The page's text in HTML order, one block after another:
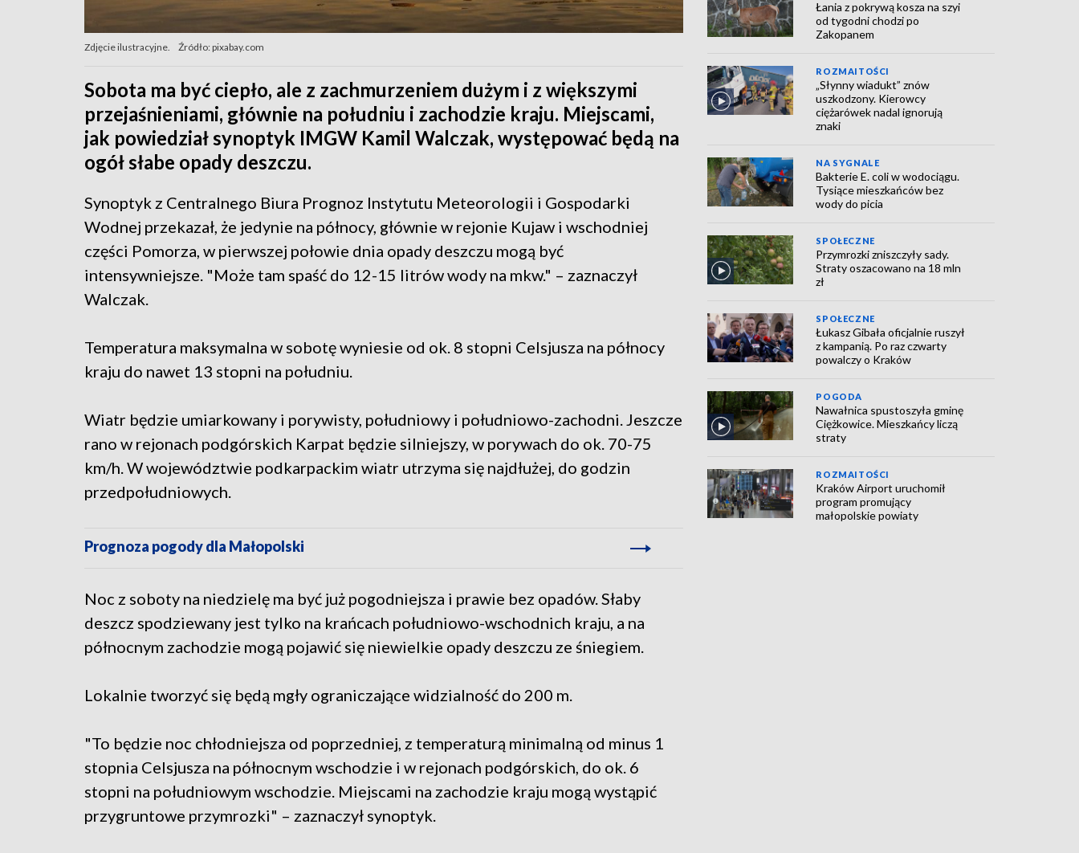
Zdjęcie ilustracyjne. Źródło: pixabay.com
Sobota ma być ciepło, ale z zachmurzeniem dużym i z większymi
przejaśnieniami, głównie na południu i zachodzie kraju. Miejscami,
jak powiedział synoptyk IMGW Kamil Walczak, występować będą na
ogół słabe opady deszczu.
Synoptyk z Centralnego Biura Prognoz Instytutu Meteorologii i Gospodarki
Wodnej przekazał, że jedynie na północy, głównie w rejonie Kujaw i wschodniej
części Pomorza, w pierwszej połowie dnia opady deszczu mogą być
intensywniejsze. "Może tam spaść do 12-15 litrów wody na mkw." – zaznaczył
Walczak.
Temperatura maksymalna w sobotę wyniesie od ok. 8 stopni Celsjusza na północy
kraju do nawet 13 stopni na południu.
Wiatr będzie umiarkowany i porywisty, południowy i południowo-zachodni. Jeszcze
rano w rejonach podgórskich Karpat będzie silniejszy, w porywach do ok. 70-75
km/h. W województwie podkarpackim wiatr utrzyma się najdłużej, do godzin
przedpołudniowych.
Prognoza pogody dla Małopolski
Noc z soboty na niedzielę ma być już pogodniejsza i prawie bez opadów. Słaby
deszcz spodziewany jest tylko na krańcach południowo-wschodnich kraju, a na
północnym zachodzie mogą pojawić się niewielkie opady deszczu ze śniegiem.
Lokalnie tworzyć się będą mgły ograniczające widzialność do 200 m.
"To będzie noc chłodniejsza od poprzedniej, z temperaturą minimalną od minus 1
stopnia Celsjusza na północnym wschodzie i w rejonach podgórskich, do ok. 6
stopni na południowym wschodzie. Miejscami na zachodzie kraju mogą wystąpić
przygruntowe przymrozki" – zaznaczył synoptyk.
Łania z pokrywą kosza na szyi
od tygodni chodzi po
Zakopanem
ROZMAITOŚCI
„Słynny wiadukt” znów
uszkodzony. Kierowcy
ciężarówek nadal ignorują
znaki
NA SYGNALE
Bakterie E. coli w wodociągu.
Tysiące mieszkańców bez
wody do picia
SPOŁECZNE
Przymrozki zniszczyły sady.
Straty oszacowano na 18 mln
zł
SPOŁECZNE
Łukasz Gibała oficjalnie ruszył
z kampanią. Po raz czwarty
powalczy o Kraków
POGODA
Nawałnica spustoszyła gminę
Ciężkowice. Mieszkańcy liczą
straty
ROZMAITOŚCI
Kraków Airport uruchomił
program promujący
małopolskie powiaty